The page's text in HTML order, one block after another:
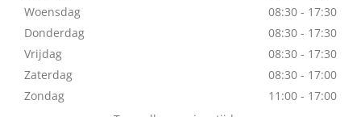
Woensdag
08:30 - 17:30
Donderdag
08:30 - 17:30
Vrijdag
08:30 - 17:30
Zaterdag
08:30 - 17:00
Zondag
11:00 - 17:00